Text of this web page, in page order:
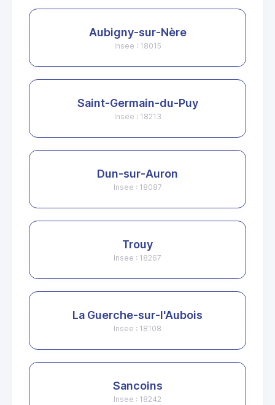
Aubigny-sur-Nère
Insee : 18015
Saint-Germain-du-Puy
Insee : 18213
Dun-sur-Auron
Insee : 18087
Trouy
Insee : 18267
La Guerche-sur-l'Aubois
Insee : 18108
Sancoins
Insee : 18242